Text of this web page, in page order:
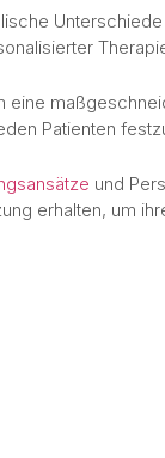
Patienten
und
erhalten, um